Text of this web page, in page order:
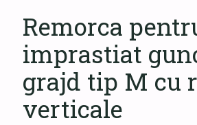
Remorca
imprastiat
grajd tip M cu
verticale